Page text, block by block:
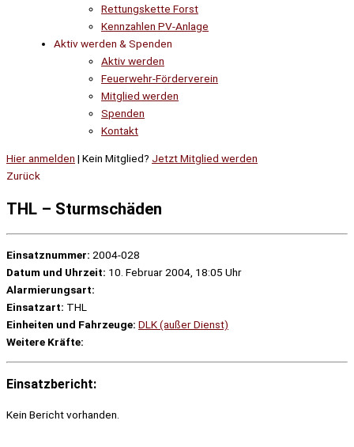
Rettungskette Forst
Kennzahlen PV-Anlage
Aktiv werden & Spenden
Aktiv werden
Feuerwehr-Förderverein
Mitglied werden
Spenden
Kontakt
Hier anmelden | Kein Mitglied? Jetzt Mitglied werden
Zurück
THL – Sturmschäden
Einsatznummer: 2004-028
Datum und Uhrzeit: 10. Februar 2004, 18:05 Uhr
Alarmierungsart:
Einsatzart: THL
Einheiten und Fahrzeuge: DLK (außer Dienst)
Weitere Kräfte:
Einsatzbericht:
Kein Bericht vorhanden.